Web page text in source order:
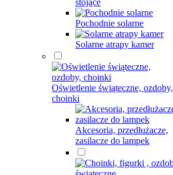
stojące
Pochodnie solarne
Solarne atrapy kamer
Oświetlenie świąteczne, ozdoby,
choinki
Akcesoria, przedłużacze,
zasilacze do lampek